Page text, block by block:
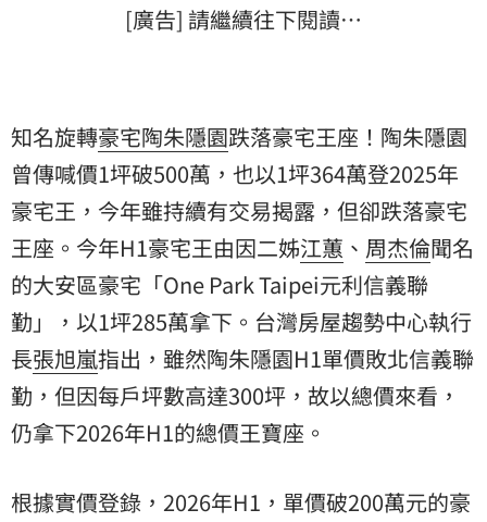
[廣告] 請繼續往下閱讀…
知名旋轉豪宅陶朱隱園跌落豪宅王座！陶朱隱園
曾傳喊價1坪破500萬，也以1坪364萬登2025年
豪宅王，今年雖持續有交易揭露，但卻跌落豪宅
王座。今年H1豪宅王由因二姊江蕙 、 周杰倫聞名
的大安區豪宅「One Park Taipei元利信義聯
勤 」，以1坪285萬拿下。台灣房屋趨勢中心執行
長張旭嵐指出，雖然陶朱隱園H1單價敗北信義聯
勤，但因每戶坪數高達300坪，故以總價來看，
仍拿下2026年H1的總價王寶座。
根據實價登錄，2026年H1，單價破200萬元的豪